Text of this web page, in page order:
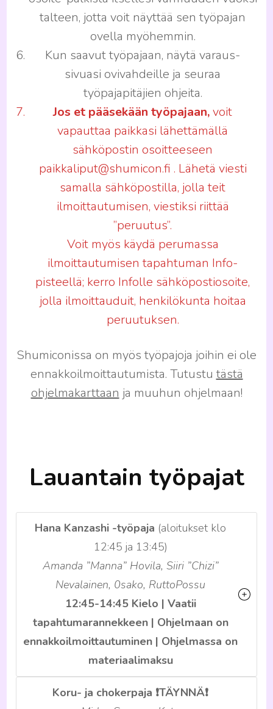
talteen, jotta voit näyttää sen työpajan
ovella myöhemmin.
Kun saavut työpajaan, näytä varaus-
sivuasi ovivahdeille ja seuraa
työpajapitäjien ohjeita.
Jos et pääsekään työpajaan,voit
vapauttaa paikkasi lähettämällä
sähköpostin osoitteeseen
paikkaliput@shumicon.fi . Lähetä viesti
samalla sähköpostilla, jolla teit
ilmoittautumisen, viestiksi riittää
”peruutus”.
Voit myös käydä perumassa
ilmoittautumisen tapahtuman Info-
pisteellä; kerro Infolle sähköpostiosoite,
jolla ilmoittauduit, henkilökunta hoitaa
peruutuksen.
Shumiconissa on myös työpajoja joihin ei ole
ennakkoilmoittautumista. Tutustu tästä
ohjelmakarttaan ja muuhun ohjelmaan!
Lauantain työpajat
Hana Kanzashi -työpaja (aloitukset klo
12:45 ja 13:45)
Amanda ”Manna” Hovila, Siiri ”Chizi”
Nevalainen, 0sako, RuttoPossu
12:45-14:45 Kielo | Vaatii
tapahtumarannekkeen | Ohjelmaan on
ennakkoilmoittautuminen | Ohjelmassa on
materiaalimaksu
Koru- ja chokerpaja ❗️TÄYNNÄ❗️